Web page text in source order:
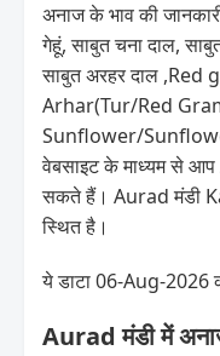
अनाज के भाव की
गेहूं, साबुत चना दाल,
साबुत अरहर दाल
Arhar(Tur/Red
Sunflower/
वेबसाइट के माध्यम से
सकते हैं। Aurad मंडी
स्थित है।
ये डाटा 06-Aug-2026
Aurad मंडी में